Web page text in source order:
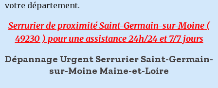
votre département.
Serrurier de proximité Saint-Germain-sur-Moine(
49230 ) pour une assistance 24h/24 et 7/7 jours
Dépannage Urgent Serrurier Saint-Germain-
sur-Moine Maine-et-Loire